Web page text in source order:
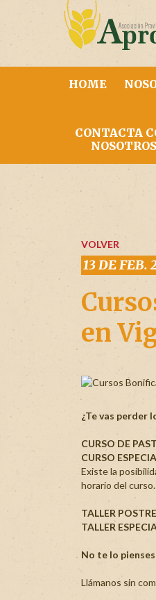
HOME
CONTACTA
NOSOTROS
VOLVER
13 DE FEB.
en
¿Te vas perder
CURSO DE
CURSO
Existe la
horario del curso.
TALLER
TALLER
No te lo
Llámanos sin